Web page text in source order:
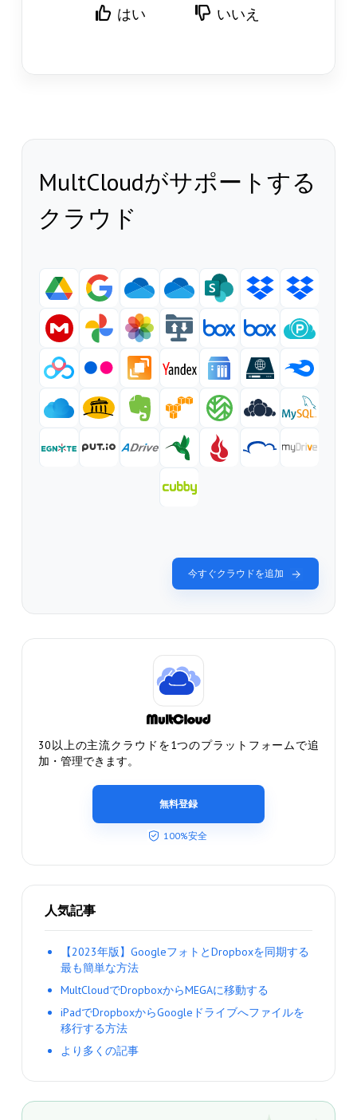
はい いいえ
MultCloudがサポートする
クラウド
今すぐクラウドを追加
30以上の主流クラウドを1つのプラットフォームで追
加・管理できます。
無料登録
100%安全
人気記事
【2023年版】GoogleフォトとDropboxを同期する
最も簡単な方法
MultCloudでDropboxからMEGAに移動する
iPadでDropboxからGoogleドライブへファイルを
移行する方法
より多くの記事